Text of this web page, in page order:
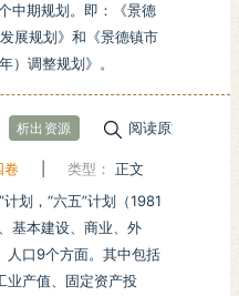
中期规划。即：《景德
展规划》和《景德镇市
）调整规划》。
析出资源 阅读原文
卷 类型： 正文
划，“六五”计划（1981
基本建设、商业、外
人口9个方面。其中包括
业产值、固定资产投